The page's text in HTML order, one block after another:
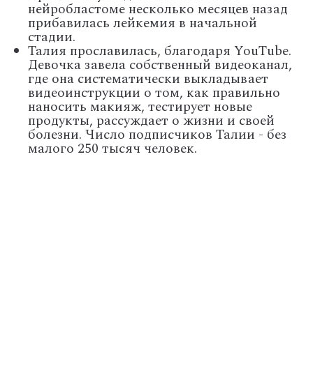
нейробластоме несколько месяцев назад
прибавилась лейкемия в начальной
стадии.
Талия прославилась, благодаря YouTube.
Девочка завела собственный видеоканал,
где она систематически выкладывает
видеоинструкции о том, как правильно
наносить макияж, тестирует новые
продукты, рассуждает о жизни и своей
болезни. Число подписчиков Талии - без
малого 250 тысяч человек.